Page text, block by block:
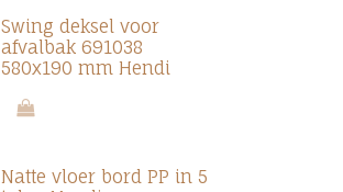
Swing deksel voor
afvalbak 691038
580x190 mm Hendi
Natte vloer bord PP in 5